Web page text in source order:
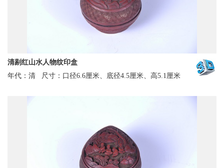
清剔红山水人物纹印盒
年代：清 尺寸：口径6.6厘米、底径4.5厘米、高5.1厘米